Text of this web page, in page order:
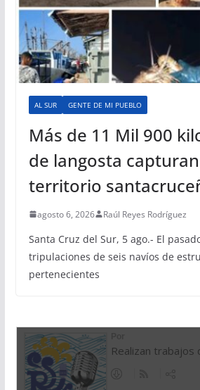
AL SUR GENTE DE MI PUEBLO
Más de 11 Mil 900
de langosta
territorio
agosto 6, 2026 Raúl Reyes Rodríguez
Santa Cruz del Sur, 5 ago.- El
tripulaciones de seis navíos de
pertenecientes